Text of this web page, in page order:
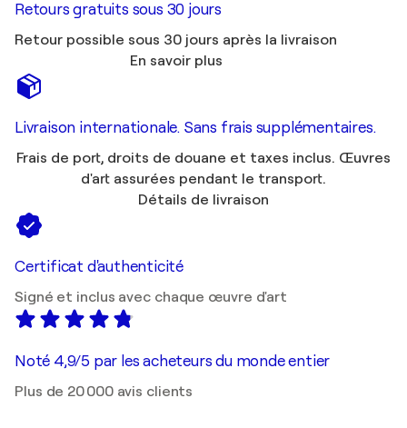
Retours gratuits sous 30 jours
Retour possible sous 30 jours après la livraison
En savoir plus
Livraison internationale. Sans frais supplémentaires.
Frais de port, droits de douane et taxes inclus. Œuvres
d'art assurées pendant le transport.
Détails de livraison
Certificat d'authenticité
Signé et inclus avec chaque œuvre d'art
Noté 4,9/5 par les acheteurs du monde entier
Plus de 20 000 avis clients